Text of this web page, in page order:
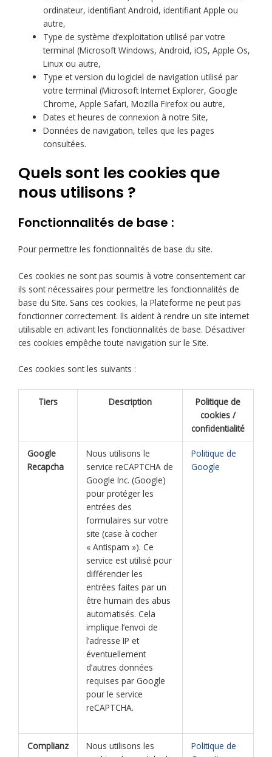
ordinateur, identifiant Android, identifiant Apple ou
autre,
Type de système d’exploitation utilisé par votre
terminal (Microsoft Windows, Android, iOS, Apple Os,
Linux ou autre,
Type et version du logiciel de navigation utilisé par
votre terminal (Microsoft Internet Explorer, Google
Chrome, Apple Safari, Mozilla Firefox ou autre,
Dates et heures de connexion à notre Site,
Données de navigation, telles que les pages
consultées.
Quels sont les cookies que
nous utilisons ?
Fonctionnalités de base :
Pour permettre les fonctionnalités de base du site.
Ces cookies ne sont pas soumis à votre consentement car
ils sont nécessaires pour permettre les fonctionnalités de
base du Site. Sans ces cookies, la Plateforme ne peut pas
fonctionner correctement. Ils aident à rendre un site internet
utilisable en activant les fonctionnalités de base. Désactiver
ces cookies empêche toute navigation sur le Site.
Ces cookies sont les suivants :
Tiers Description
Politique de
cookies /
confidentialité
Google
Recapcha
Nous utilisons le
service reCAPTCHA de
Google Inc. (Google)
pour protéger les
entrées des
formulaires sur votre
site (case à cocher
« Antispam »). Ce
service est utilisé pour
différencier les
entrées faites par un
être humain des abus
automatisés. Cela
implique l’envoi de
l’adresse IP et
éventuellement
d’autres données
requises par Google
pour le service
reCAPTCHA.
Politique de
Google
Complianz
Nous utilisons les
Politique de